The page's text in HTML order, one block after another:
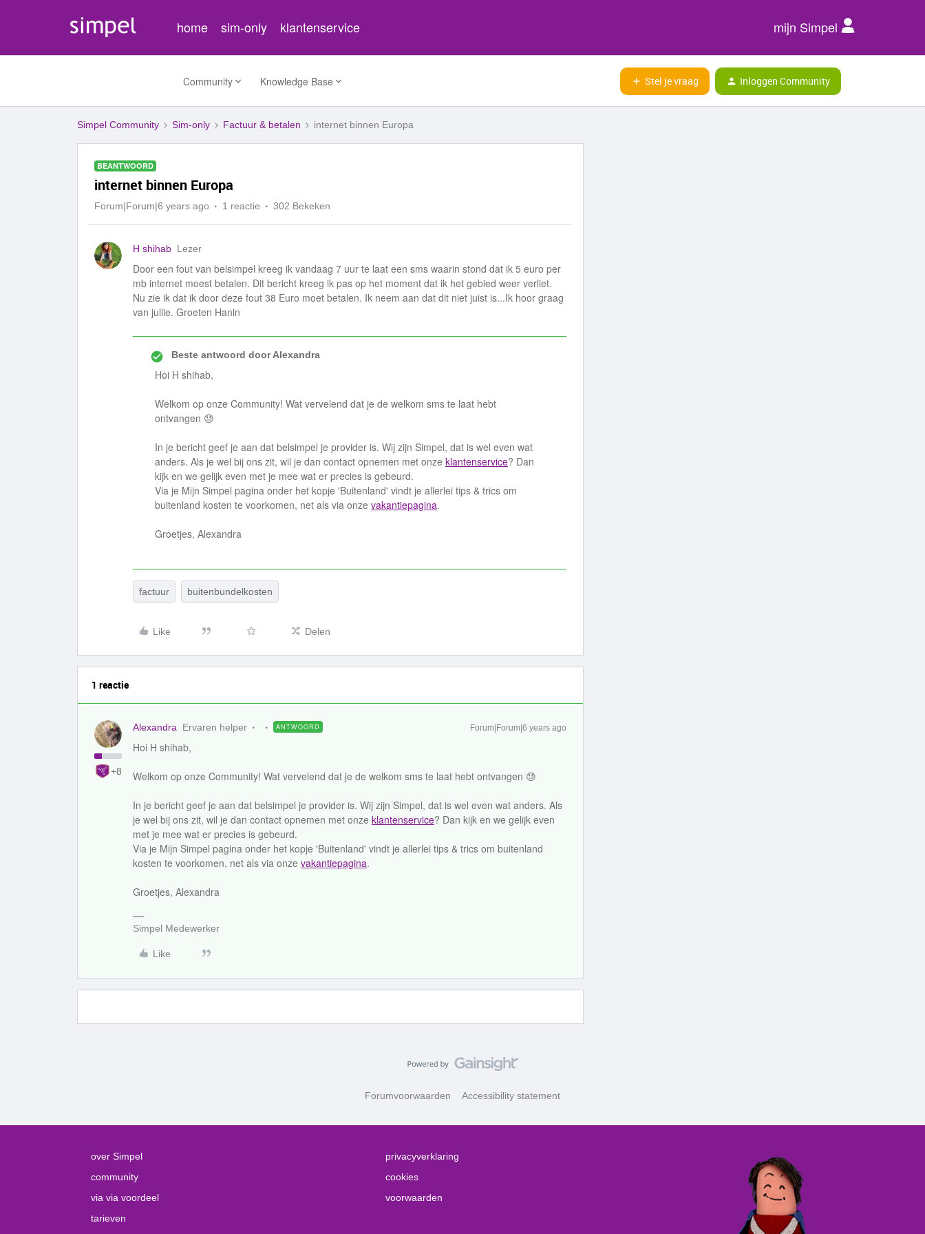
home sim-only klantenservice mijn Simpel
Community Knowledge Base Stel je vraag Inloggen Community
Simpel Community Sim-only Factuur & betalen internet binnen Europa
BEANTWOORD
internet binnen Europa
Forum|Forum|6 years ago 1 reactie 302 Bekeken
H shihab Lezer
Door een fout van belsimpel kreeg ik vandaag 7 uur te laat een sms waarin stond dat ik 5 euro per
mb internet moest betalen. Dit bericht kreeg ik pas op het moment dat ik het gebied weer verliet.
Nu zie ik dat ik door deze fout 38 Euro moet betalen. Ik neem aan dat dit niet juist is...Ik hoor graag
van jullie. Groeten Hanin
Beste antwoord doorAlexandra
Hoi H shihab,
Welkom op onze Community! Wat vervelend dat je de welkom sms te laat hebt
ontvangen 😓
In je bericht geef je aan dat belsimpel je provider is. Wij zijn Simpel, dat is wel even wat
anders. Als je wel bij ons zit, wil je dan contact opnemen met onze klantenservice? Dan
kijk en we gelijk even met je mee wat er precies is gebeurd.
Via je Mijn Simpel pagina onder het kopje 'Buitenland' vindt je allerlei tips & trics om
buitenland kosten te voorkomen, net als via onze vakantiepagina.
Groetjes, Alexandra
factuur buitenbundelkosten
Like Delen
1 reactie
+8
Alexandra Ervaren helper ANTWOORD Forum|Forum|6 years ago
Hoi H shihab,
Welkom op onze Community! Wat vervelend dat je de welkom sms te laat hebt ontvangen 😓
In je bericht geef je aan dat belsimpel je provider is. Wij zijn Simpel, dat is wel even wat anders. Als
je wel bij ons zit, wil je dan contact opnemen met onze klantenservice? Dan kijk en we gelijk even
met je mee wat er precies is gebeurd.
Via je Mijn Simpel pagina onder het kopje 'Buitenland' vindt je allerlei tips & trics om buitenland
kosten te voorkomen, net als via onze vakantiepagina.
Groetjes, Alexandra
Simpel Medewerker
Like
Forumvoorwaarden Accessibility statement
over Simpel
community
via via voordeel
tarieven
privacyverklaring
cookies
voorwaarden